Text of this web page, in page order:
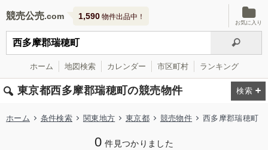
競売公売 1,590 物件出品中！
お気に入り
ホーム 地図検索 カレンダー 市区町村 ランキング
東京都西多摩郡瑞穂町の競売物件
ホーム 条件検索 関東地方 東京都 競売物件 西多摩郡瑞穂町
0 件見つかりました